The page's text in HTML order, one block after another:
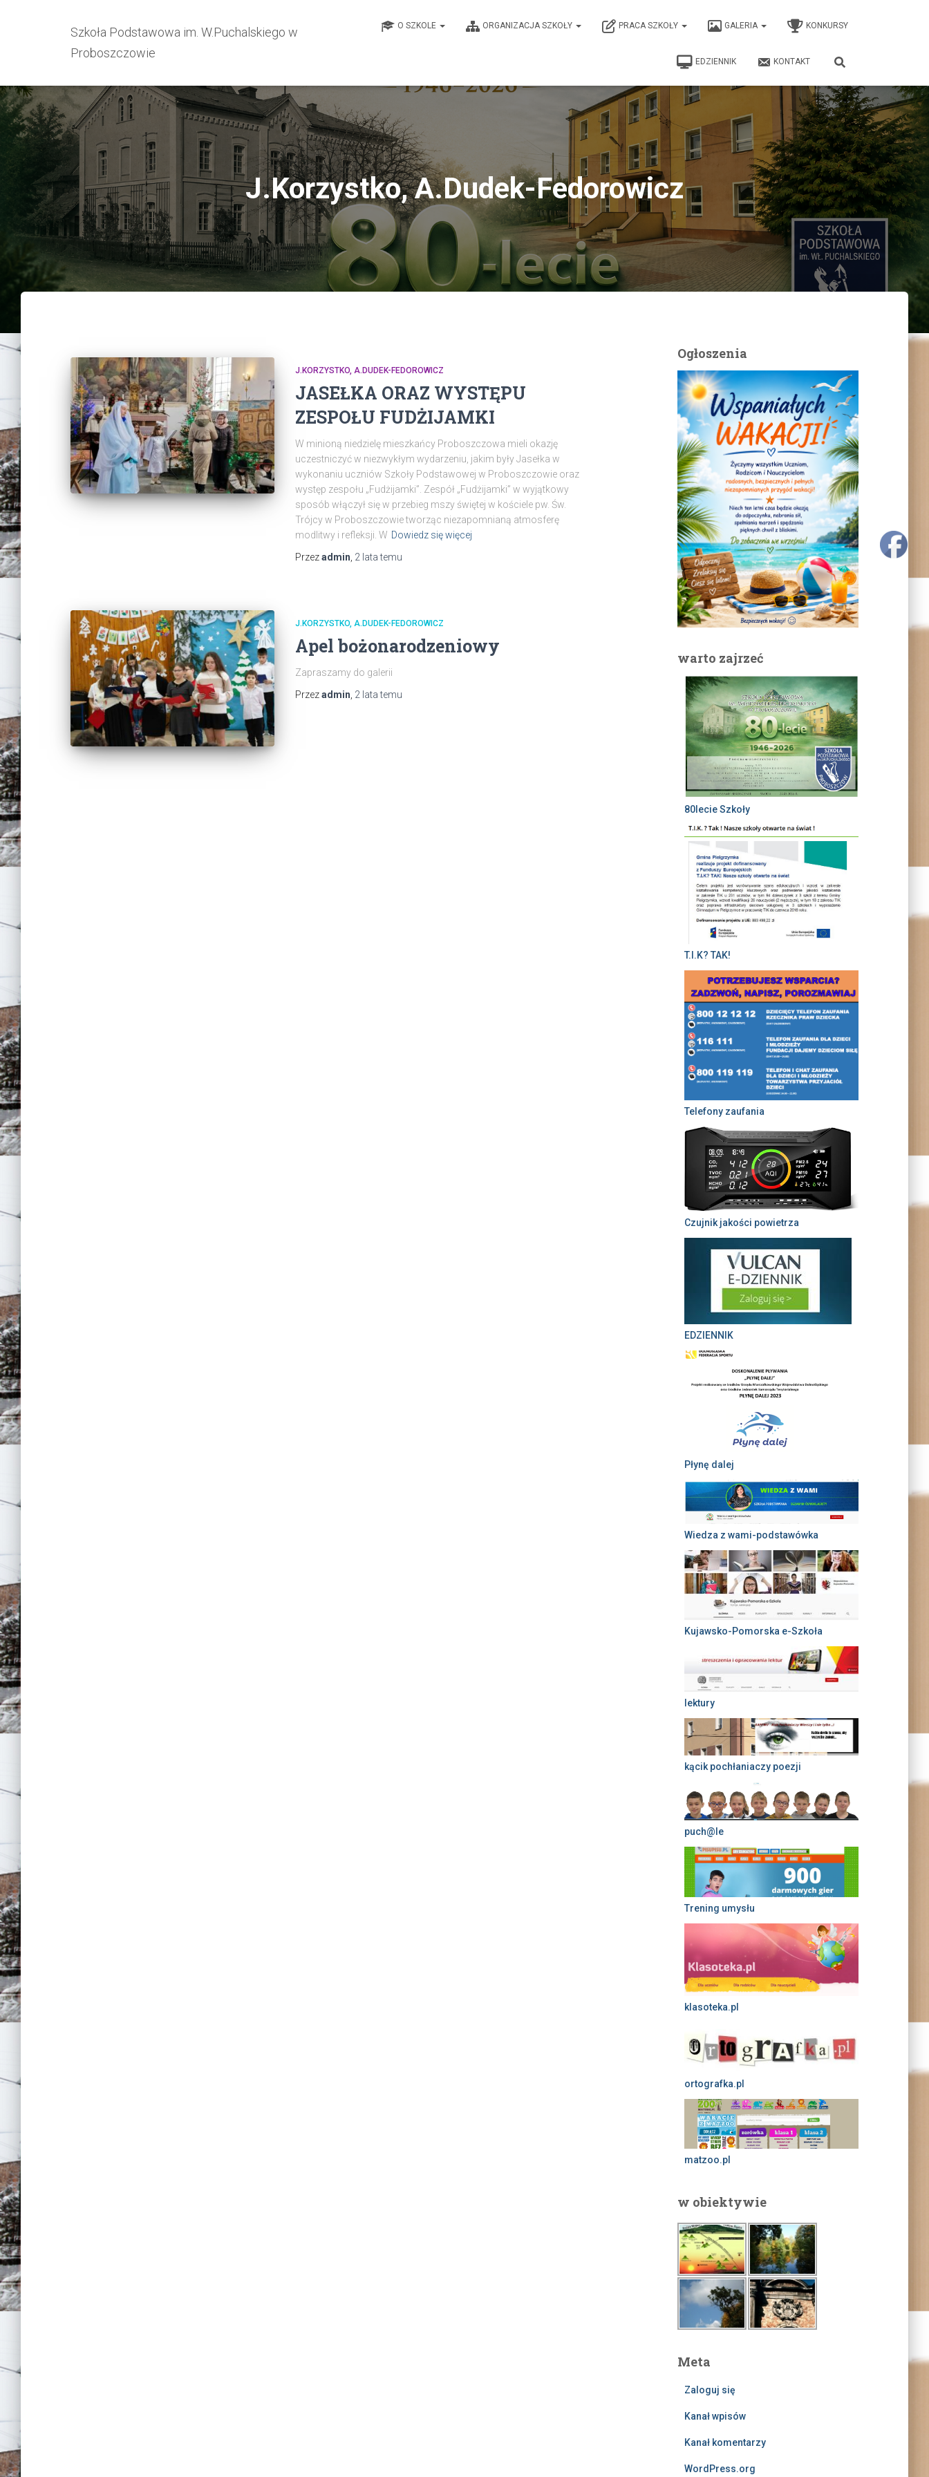
Szkoła Podstawowa im. W.Puchalskiego w
Proboszczowie
O SZKOLE ORGANIZACJA SZKOŁY PRACA SZKOŁY GALERIA KONKURSY
EDZIENNIK KONTAKT
J.Korzystko, A.Dudek-Fedorowicz
J.KORZYSTKO, A.DUDEK-FEDOROWICZ
JASEŁKA ORAZ WYSTĘPU
ZESPOŁU FUDŻIJAMKI
W minioną niedzielę mieszkańcy Proboszczowa mieli okazję
uczestniczyć w niezwykłym wydarzeniu, jakim były Jasełka w
wykonaniu uczniów Szkoły Podstawowej w Proboszczowie oraz
występ zespołu „Fudżijamki”. Zespół „Fudżijamki” w wyjątkowy
sposób włączył się w przebieg mszy świętej w kościele pw. Św.
Trójcy w Proboszczowie tworząc niezapomnianą atmosferę
modlitwy i refleksji. W Dowiedz się więcej
Przezadmin 2 latatemu
J.KORZYSTKO, A.DUDEK-FEDOROWICZ
Apel bożonarodzeniowy
Zapraszamy do galerii
Przezadmin 2 latatemu
Ogłoszenia
warto zajrzeć
80lecie Szkoły
T.I.K? TAK!
Telefony zaufania
Czujnik jakości powietrza
EDZIENNIK
Płynę dalej
Wiedza z wami-podstawówka
Kujawsko-Pomorska e-Szkoła
lektury
kącik pochłaniaczy poezji
puch@le
Trening umysłu
klasoteka.pl
ortografka.pl
matzoo.pl
w obiektywie
Meta
Zaloguj się
Kanał wpisów
Kanał komentarzy
WordPress.org